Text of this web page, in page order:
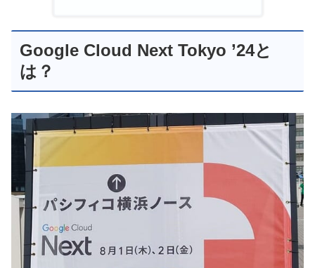
Google Cloud Next Tokyo ’24と
は？